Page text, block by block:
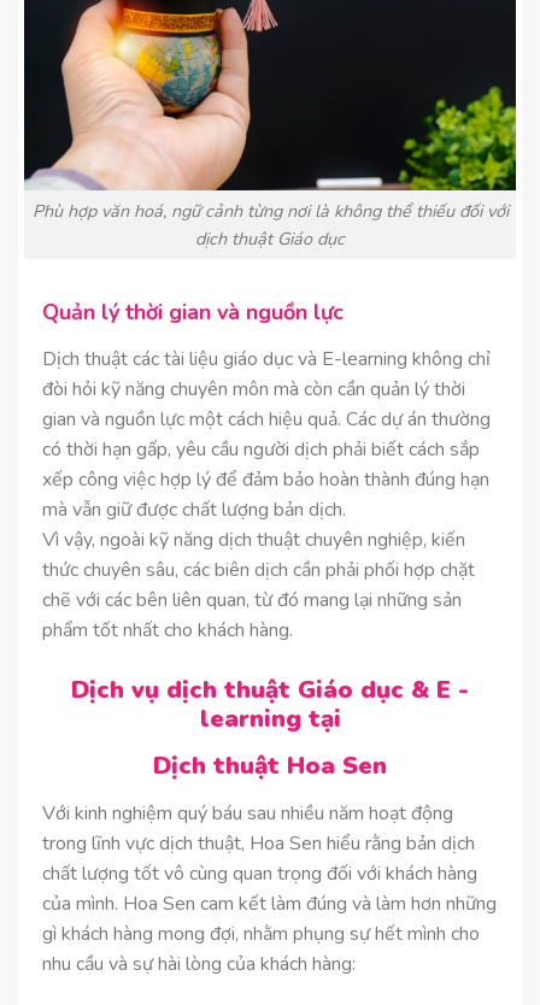
Phù hợp văn hoá, ngữ cảnh từng nơi là không thể thiếu đối với
dịch thuật Giáo dục
Quản lý thời gian và nguồn lực
Dịch thuật các tài liệu giáo dục và E-learning không chỉ
đòi hỏi kỹ năng chuyên môn mà còn cần quản lý thời
gian và nguồn lực một cách hiệu quả. Các dự án thường
có thời hạn gấp, yêu cầu người dịch phải biết cách sắp
xếp công việc hợp lý để đảm bảo hoàn thành đúng hạn
mà vẫn giữ được chất lượng bản dịch.
Vì vậy, ngoài kỹ năng dịch thuật chuyên nghiệp, kiến
thức chuyên sâu, các biên dịch cần phải phối hợp chặt
chẽ với các bên liên quan, từ đó mang lại những sản
phẩm tốt nhất cho khách hàng.
Dịch vụ dịch thuật Giáo dục & E -
learning tại
Dịch thuật Hoa Sen
Với kinh nghiệm quý báu sau nhiều năm hoạt động
trong lĩnh vực dịch thuật, Hoa Sen hiểu rằng bản dịch
chất lượng tốt vô cùng quan trọng đối với khách hàng
của mình. Hoa Sen cam kết làm đúng và làm hơn những
gì khách hàng mong đợi, nhằm phụng sự hết mình cho
nhu cầu và sự hài lòng của khách hàng: